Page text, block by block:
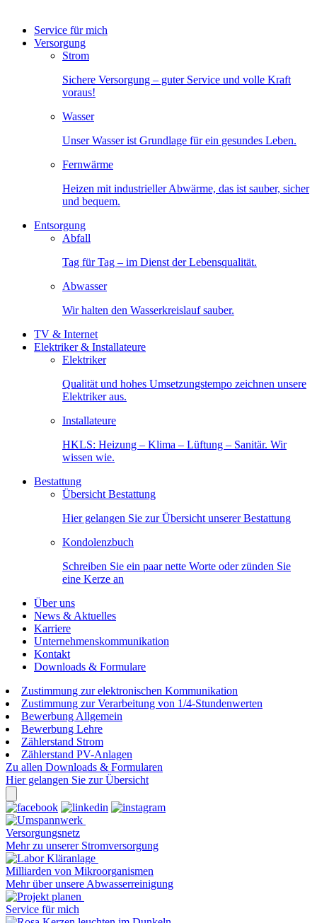
Service für mich
Versorgung
Strom
Sichere Versorgung – guter Service und volle Kraft
voraus!
Wasser
Unser Wasser ist Grundlage für ein gesundes Leben.
Fernwärme
Heizen mit industrieller Abwärme, das ist sauber, sicher
und bequem.
Entsorgung
Abfall
Tag für Tag – im Dienst der Lebensqualität.
Abwasser
Wir halten den Wasserkreislauf sauber.
TV & Internet
Elektriker & Installateure
Elektriker
Qualität und hohes Umsetzungstempo zeichnen unsere
Elektriker aus.
Installateure
HKLS: Heizung – Klima – Lüftung – Sanitär. Wir
wissen wie.
Bestattung
Übersicht Bestattung
Hier gelangen Sie zur Übersicht unserer Bestattung
Kondolenzbuch
Schreiben Sie ein paar nette Worte oder zünden Sie
eine Kerze an
Über uns
News & Aktuelles
Karriere
Unternehmenskommunikation
Kontakt
Downloads & Formulare
Zustimmung zur elektronischen Kommunikation
Zustimmung zur Verarbeitung von 1/4-Stundenwerten
Bewerbung Allgemein
Bewerbung Lehre
Zählerstand Strom
Zählerstand PV-Anlagen
Zu allen Downloads & Formularen
Hier gelangen Sie zur Übersicht
Versorgungsnetz
Mehr zu unserer Stromversorgung
Milliarden von Mikroorganismen
Mehr über unsere Abwasserreinigung
Service für mich